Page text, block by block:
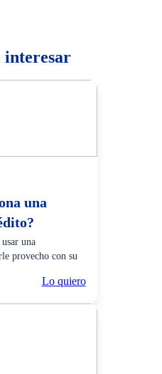
interesar
una
una
provecho con su
Lo quiero